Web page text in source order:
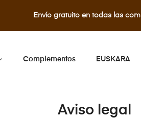
Envío gratuito en todas las
Complementos EUSKARA
Aviso legal